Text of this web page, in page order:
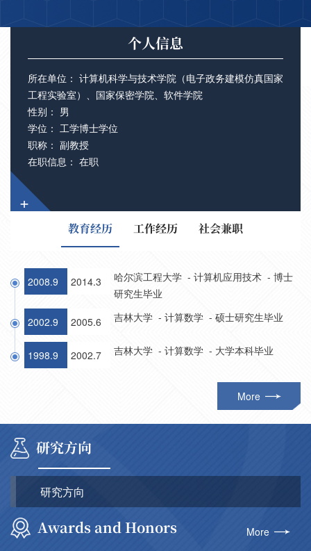
个人信息
所在单位： 计算机科学与技术学院（电子政务建模仿真国家
工程实验室）、国家保密学院、软件学院
性别： 男
学位： 工学博士学位
职称： 副教授
在职信息： 在职
+
教育经历 工作经历 社会兼职
2008.9 2014.3
哈尔滨工程大学 - 计算机应用技术 - 博士
研究生毕业
2002.9 2005.6 吉林大学 - 计算数学 - 硕士研究生毕业
1998.9 2002.7 吉林大学 - 计算数学 - 大学本科毕业
More
研究方向
研究方向
Awards and Honors More